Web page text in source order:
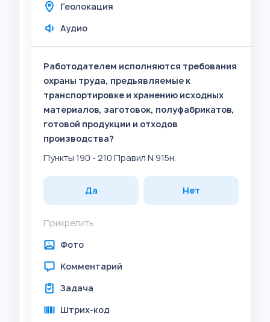
Геолокация
Аудио
Работодателем исполняются требования
охраны труда, предъявляемые к
транспортировке и хранению исходных
материалов, заготовок, полуфабрикатов,
готовой продукции и отходов
производства?
Пункты 190 - 210 Правил N 915н.
Да Нет
Прикрепить
Фото
Комментарий
Задача
Штрих-код